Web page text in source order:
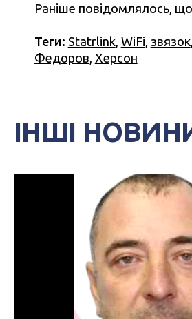
Раніше повідомлялось, що
Теги: Statrlink, WiFi, звязок,
Федоров, Херсон
ІНШІ